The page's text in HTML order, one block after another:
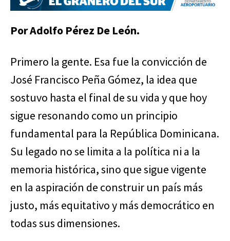
Por Adolfo Pérez De León.
Primero la gente. Esa fue la convicción de
José Francisco Peña Gómez, la idea que
sostuvo hasta el final de su vida y que hoy
sigue resonando como un principio
fundamental para la República Dominicana.
Su legado no se limita a la política ni a la
memoria histórica, sino que sigue vigente
en la aspiración de construir un país más
justo, más equitativo y más democrático en
todas sus dimensiones.